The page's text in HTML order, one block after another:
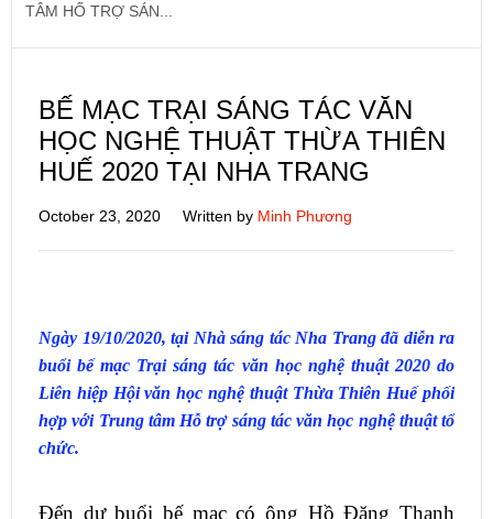
TÂM HỐ TRỢ SÁN...
BẾ MẠC TRẠI SÁNG TÁC VĂN
HỌC NGHỆ THUẬT THỪA THIÊN
HUẾ 2020 TẠI NHA TRANG
October 23, 2020 Written by Minh Phương
Ngày 19/10/2020, tại Nhà sáng tác Nha Trang đã diễn ra
buổi bế mạc Trại sáng tác văn học nghệ thuật 2020 do
Liên hiệp Hội văn học nghệ thuật Thừa Thiên Huế phối
hợp với Trung tâm Hỗ trợ sáng tác văn học nghệ thuật tổ
chức.
Đến dự buổi bế mạc có ông Hồ Đăng Thanh